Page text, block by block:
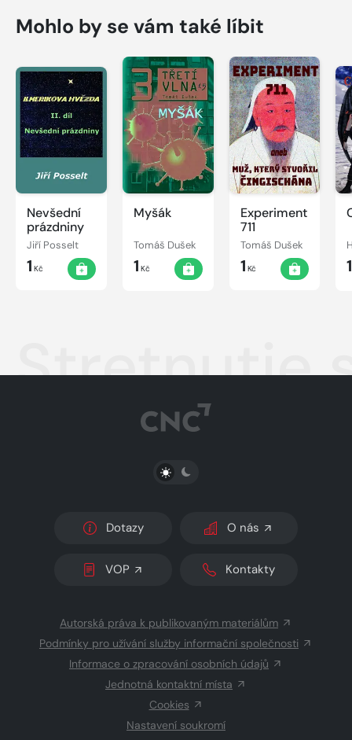
Mohlo by se vám také líbit
Nevšední
prázdniny
Jiří Posselt
1 Kč
Myšák
Tomáš Dušek
1 Kč
Experiment
711
Tomáš Dušek
1 Kč
Stretnutie
PŘEPNOUT SVĚTLÝ/TMAVÝ REŽIM
Dotazy O nás
VOP Kontakty
Autorská práva k publikovaným materiálům
Podmínky pro užívání služby informační společnosti
Informace o zpracování osobních údajů
Jednotná kontaktní místa
Cookies
Nastavení soukromí